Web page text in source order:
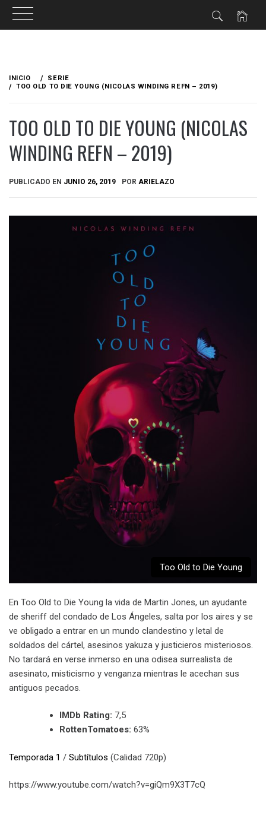
contenido
INICIO
SERIE
TOO OLD TO DIE YOUNG (NICOLAS WINDING REFN – 2019)
TOO OLD TO DIE YOUNG (NICOLAS
WINDING REFN – 2019)
PUBLICADO EN JUNIO 26, 2019 POR ARIELAZO
Too Old to Die Young
En Too Old to Die Young la vida de Martin Jones, un ayudante
de sheriff del condado de Los Ángeles, salta por los aires y se
ve obligado a entrar en un mundo clandestino y letal de
soldados del cártel, asesinos yakuza y justicieros misteriosos.
No tardará en verse inmerso en una odisea surrealista de
asesinato, misticismo y venganza mientras le acechan sus
antiguos pecados.
IMDb Rating: 7,5
RottenTomatoes: 63%
Temporada 1 / Subtítulos (Calidad 720p)
https://www.youtube.com/watch?v=giQm9X3T7cQ